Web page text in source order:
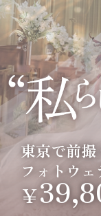
東京で前撮
フォトウ
￥